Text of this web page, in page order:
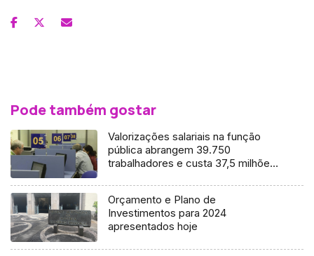
Pode também gostar
Valorizações salariais na função
pública abrangem 39.750
trabalhadores e custa 37,5 milhões
Orçamento e Plano de
Investimentos para 2024
apresentados hoje